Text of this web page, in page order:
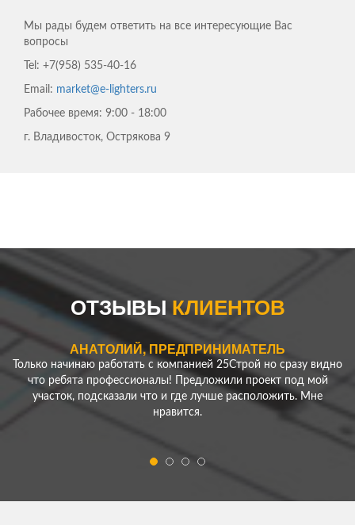
Мы рады будем ответить на все интересующие Вас
вопросы
Tel: +7(958) 535-40-16
Email: market@e-lighters.ru
Рабочее время: 9:00 - 18:00
г. Владивосток, Острякова 9
ОТЗЫВЫ КЛИЕНТОВ
Нужно было сделать ограду для моего участка - скорость
работы компании удивила! Превзошли все мои ожидания!
Спасибо!
АНАТОЛИЙ, ПРЕДПРИНИМАТЕЛЬ
Только начинаю работать с компанией 25Строй но сразу видно
что ребята профессионалы! Предложили проект под мой
участок, подсказали что и где лучше расположить. Мне
нравится.
Нужно было сделать ограду для моего участка - скорость
Спасибо!